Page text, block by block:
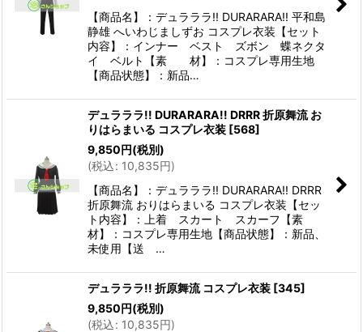
【商品名】：デュラララ!! DURARARA!! 平和島
静雄 へいわじましずお コスプレ衣装【セット
内容】：インナー ベスト ズボン 蝶ネクタ
イ ベルト【素 材】：コスプレ専用生地
【商品状態】：新品…
デュラララ!! DURARARA!! DRRR 折原舞流 お
りはらまいる コスプレ衣装 [568]
9,850円(税別)
(税込: 10,835円)
【商品名】：デュラララ!! DURARARA!! DRRR
折原舞流 おりはらまいる コスプレ衣装【セッ
ト内容】：上着 スカート スカーフ【素
材】：コスプレ専用生地【商品状態】：新品、
未使用【送 …
デュラララ!! 折原舞流 コスプレ衣装 [345]
9,850円(税別)
(税込: 10,835円)